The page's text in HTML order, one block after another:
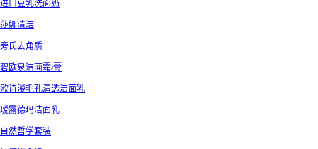
进口豆乳洗面奶
莎娜清洁
旁氏去角质
碧欧泉洁面霜/膏
欧诗漫毛孔清透洁面乳
瑷露德玛洁面乳
自然哲学套装